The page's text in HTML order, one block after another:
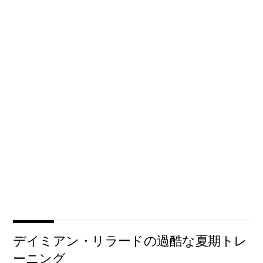
デイミアン・リラードの過酷な夏期トレ
ーニング